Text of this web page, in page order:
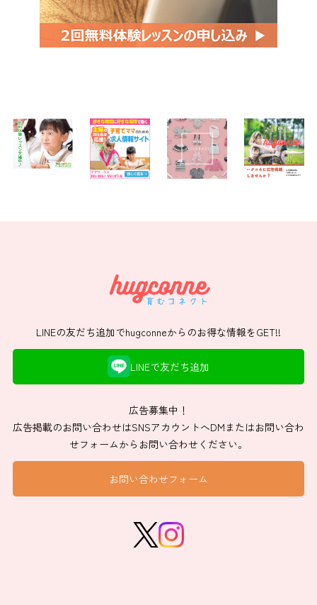
LINEの友だち追加でhugconneからのお得な情報をGET!!
LINEで友だち追加
広告募集中！
広告掲載のお問い合わせはSNSアカウントへDMまたはお問い合わ
せフォームからお問い合わせください。
お問い合わせフォーム